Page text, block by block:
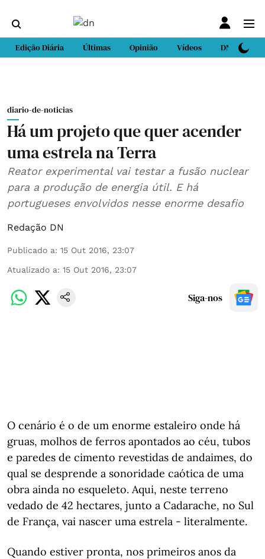
Edição Diária Últimas Opinião Vídeos DN Sport
diario-de-noticias
Há um projeto que quer acender
uma estrela na Terra
Reator experimental vai testar a fusão nuclear
para a produção de energia útil. E há
portugueses envolvidos nesse enorme desafio
Redação DN
Publicado a: 15 Out 2016, 23:07
Atualizado a: 15 Out 2016, 23:07
Siga-nos
O cenário é o de um enorme estaleiro onde há
gruas, molhos de ferros apontados ao céu, tubos
e paredes de cimento revestidas de andaimes, do
qual se desprende a sonoridade caótica de uma
obra ainda no esqueleto. Aqui, neste terreno
vedado de 42 hectares, junto a Cadarache, no Sul
de França, vai nascer uma estrela - literalmente.
Quando estiver pronta, nos primeiros anos da